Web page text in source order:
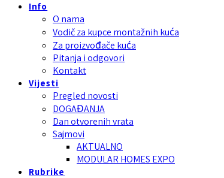
Info
O nama
Vodič za kupce montažnih kuća
Za proizvođače kuća
Pitanja i odgovori
Kontakt
Vijesti
Pregled novosti
DOGAĐANJA
Dan otvorenih vrata
Sajmovi
AKTUALNO
MODULAR HOMES EXPO
Rubrike